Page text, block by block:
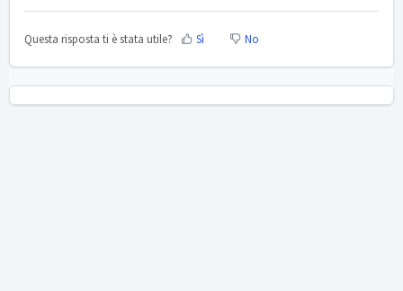
Questa risposta ti è stata utile? Sì No